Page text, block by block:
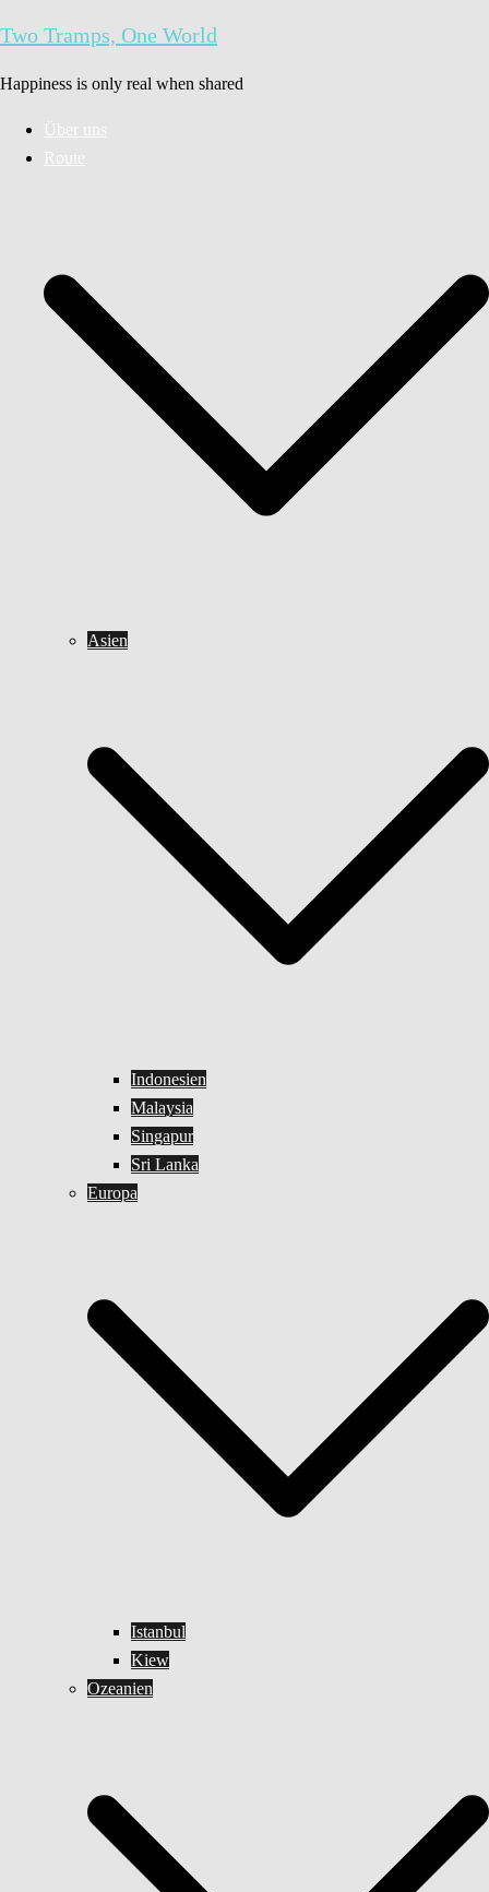
Inhalt
Two Tramps, One World
Happiness is only real when shared
Über uns
Route
Asien
Indonesien
Malaysia
Singapur
Sri Lanka
Europa
Istanbul
Kiew
Ozeanien